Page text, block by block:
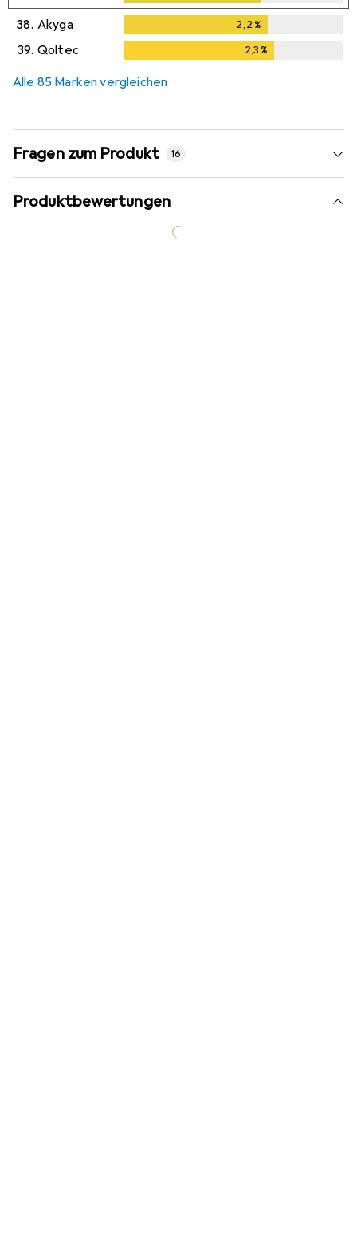
38. Akyga 2,2%
39. Qoltec 2,3%
Alle 85 Marken vergleichen
Fragen zum Produkt 16
Produktbewertungen